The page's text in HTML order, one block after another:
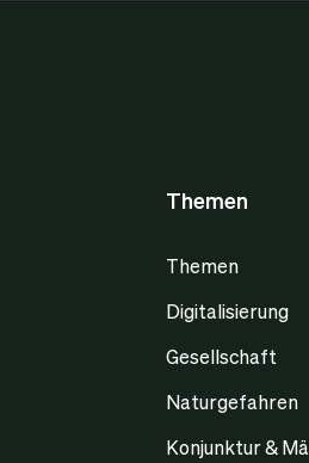
Themen
Themen
Digitalisierung
Gesellschaft
Naturgefahren
Konjunktur &